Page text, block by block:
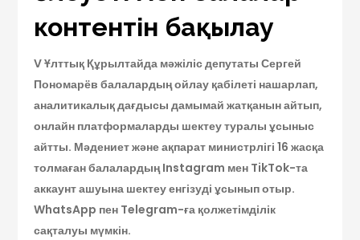
контентін бақылау
V Ұлттық Құрылтайда мәжіліс депутаты Сергей
Пономарёв балалардың ойлау қабілеті нашарлап,
аналитикалық дағдысы дамымай жатқанын айтып,
онлайн платформаларды шектеу туралы ұсыныс
айтты. Мәдениет және ақпарат министрлігі 16 жасқа
толмаған балалардың Instagram мен TikTok-та
аккаунт ашуына шектеу енгізуді ұсынып отыр.
WhatsApp пен Telegram-ға қолжетімділік
сақталуы мүмкін.